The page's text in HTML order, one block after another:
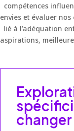
compétences
envies et évaluer
lié à l’adéquation
aspirations,